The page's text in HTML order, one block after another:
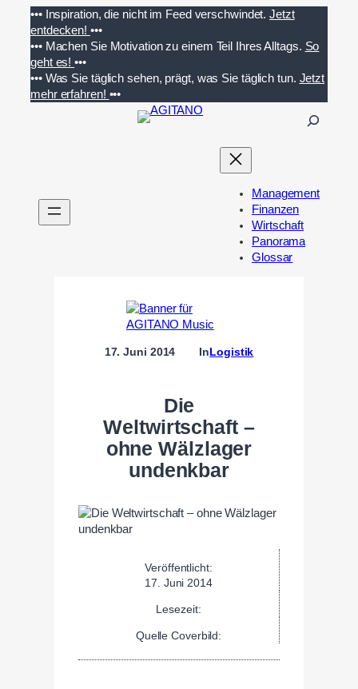
Inhalt
springen
••• Inspiration, die nicht im Feed verschwindet. Jetzt
entdecken! •••
••• Machen Sie Motivation zu einem Teil Ihres Alltags. So
geht es!•••
••• Was Sie täglich sehen, prägt, was Sie täglich tun. Jetzt
mehr erfahren! •••
n
Management
Finanzen
Wirtschaft
Panorama
Glossar
17. Juni 2014 InLogistik
Die
Weltwirtschaft –
ohne Wälzlager
undenkbar
Veröffentlicht:
17. Juni 2014
Lesezeit:
Quelle Coverbild: